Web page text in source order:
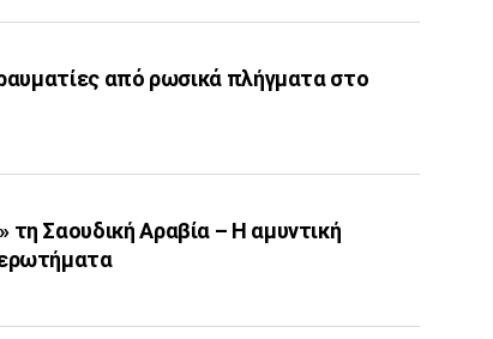
από ρωσικά πλήγματα στο
Σαουδική Αραβία – Η αμυντική